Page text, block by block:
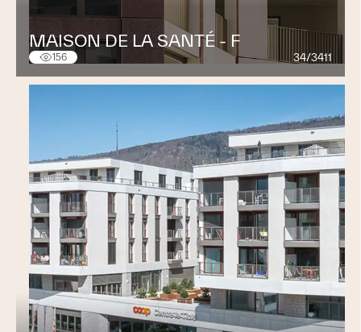
MAISON DE LA SANTÉ - F
156 34/3411